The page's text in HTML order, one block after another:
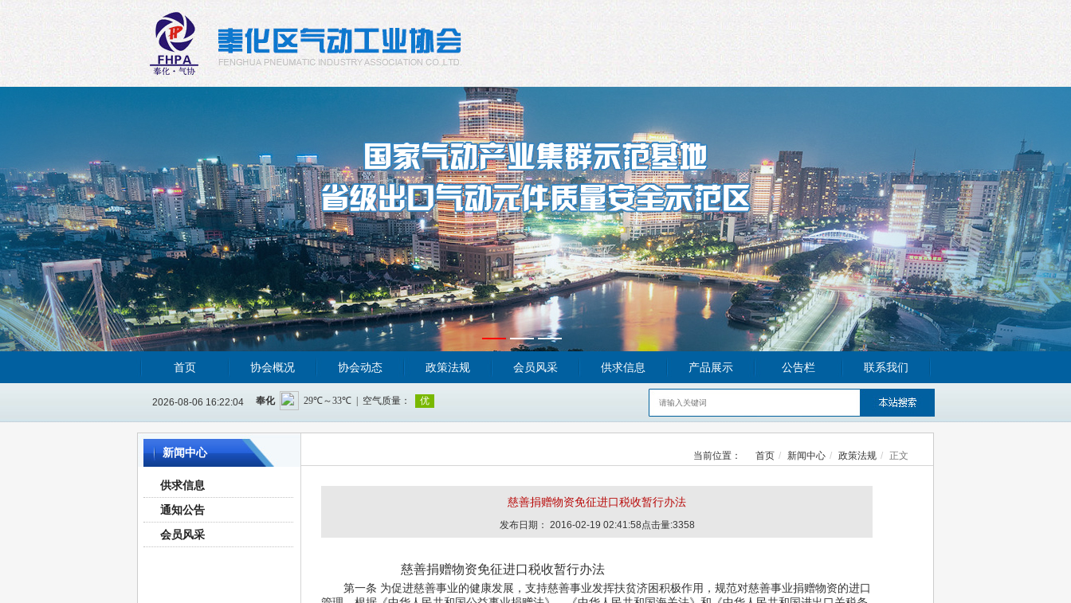
首页 协会概况 协会动态 政策法规 会员风采 供求信息 产品展示 公告栏 联系我们
2026-08-06 16:22:04
新闻中心
供求信息
通知公告
会员风采
当前位置： 首页 新闻中心 政策法规 正文
慈善捐赠物资免征进口税收暂行办法
发布日期： 2016-02-19 02:41:58点击量:3358
慈善捐赠物资免征进口税收暂行办法
第一条 为促进慈善事业的健康发展，支持慈善事业发挥扶贫济困积极作用，规范对慈善事业捐赠物资的进口